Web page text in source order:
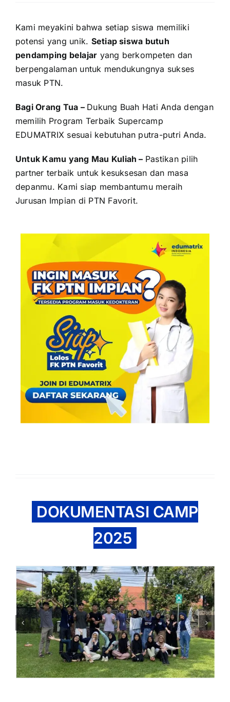
Kami meyakini bahwa setiap siswa memiliki
potensi yang unik. Setiap siswa butuh
pendamping belajar yang berkompeten dan
berpengalaman untuk mendukungnya sukses
masuk PTN.
Bagi Orang Tua – Dukung Buah Hati Anda dengan
memilih Program Terbaik Supercamp
EDUMATRIX sesuai kebutuhan putra-putri Anda.
Untuk Kamu yang Mau Kuliah – Pastikan pilih
partner terbaik untuk kesuksesan dan masa
depanmu. Kami siap membantumu meraih
Jurusan Impian di PTN Favorit.
DOKUMENTASI CAMP
2025